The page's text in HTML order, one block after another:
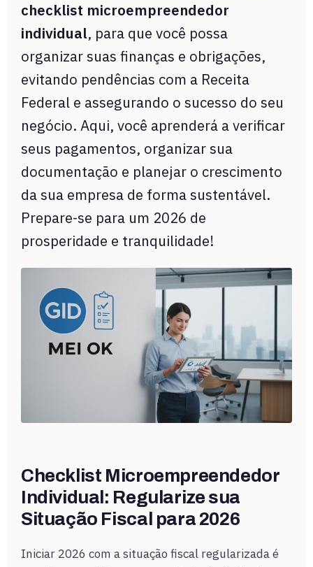
checklist microempreendedor
individual, para que você possa
organizar suas finanças e obrigações,
evitando pendências com a Receita
Federal e assegurando o sucesso do seu
negócio. Aqui, você aprenderá a verificar
seus pagamentos, organizar sua
documentação e planejar o crescimento
da sua empresa de forma sustentável.
Prepare-se para um 2026 de
prosperidade e tranquilidade!
Checklist Microempreendedor
Individual: Regularize sua
Situação Fiscal para 2026
Iniciar 2026 com a situação fiscal regularizada é